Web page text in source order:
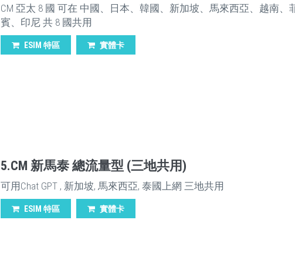
CM 亞太 8 國 可在 中國、日本、韓國、新加坡、馬來西亞、越南、
賓、印尼 共 8 國共用
ESIM 特區 實體卡
5.CM 新馬泰 總流量型 (三地共用)
可用Chat GPT , 新加坡, 馬來西亞, 泰國上網 三地共用
ESIM 特區 實體卡